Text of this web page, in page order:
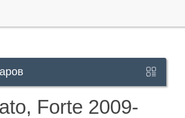
Forte 2009-